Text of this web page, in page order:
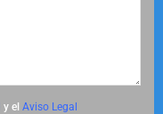
y el Aviso Legal